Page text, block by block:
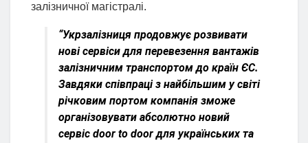
залізничної магістралі.
“Укрзалізниця продовжує розвивати
нові сервіси для перевезення вантажів
залізничним транспортом до країн ЄС.
Завдяки співпраці з найбільшим у світі
річковим портом компанія зможе
організовувати абсолютно новий
сервіс door to door для українських та